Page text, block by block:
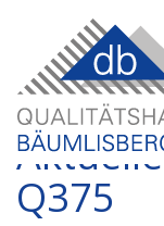
Aktuelle
Q375